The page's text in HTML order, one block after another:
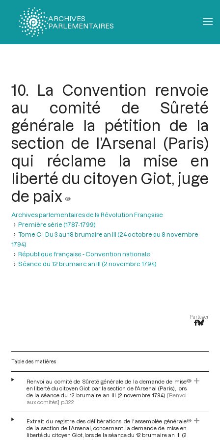
ARCHIVES
PARLEMENTAIRES
10. La Convention renvoie
au comité de Sûreté
générale la pétition de la
section de l’Arsenal (Paris)
qui réclame la mise en
liberté du citoyen Giot, juge
de paix
Archives parlementaires de la Révolution Française
Première série (1787-1799)
Tome C - Du 3 au 18 brumaire an III (24 octobre au 8 novembre
1794)
République française - Convention nationale
Séance du 12 brumaire an III (2 novembre 1794)
Partager
Table des matières
Renvoi au comité de Sûreté générale de la demande de mise
en liberté du citoyen Giot par la section de l'Arsenal (Paris), lors
de la séance du 12 brumaire an III (2 novembre 1794) [Renvoi
aux comités] p.322
Extrait du registre des délibérations de l'assemblée générale
de la section de l’Arsenal, concernant la demande de mise en
liberté du citoyen Giot, lors de la séance du 12 brumaire an III (2